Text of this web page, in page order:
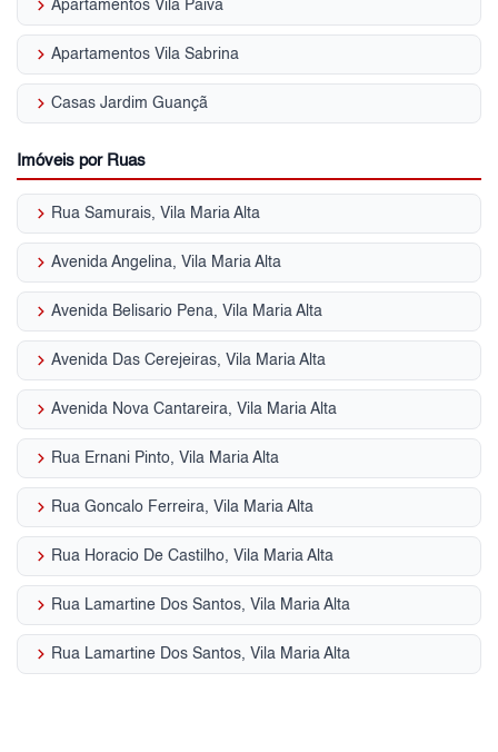
keyboard_arrow_right Apartamentos Vila Paiva
keyboard_arrow_right Apartamentos Vila Sabrina
keyboard_arrow_right Casas Jardim Guançã
Imóveis por Ruas
keyboard_arrow_right Rua Samurais, Vila Maria Alta
keyboard_arrow_right Avenida Angelina, Vila Maria Alta
keyboard_arrow_right Avenida Belisario Pena, Vila Maria Alta
keyboard_arrow_right Avenida Das Cerejeiras, Vila Maria Alta
keyboard_arrow_right Avenida Nova Cantareira, Vila Maria Alta
keyboard_arrow_right Rua Ernani Pinto, Vila Maria Alta
keyboard_arrow_right Rua Goncalo Ferreira, Vila Maria Alta
keyboard_arrow_right Rua Horacio De Castilho, Vila Maria Alta
keyboard_arrow_right Rua Lamartine Dos Santos, Vila Maria Alta
keyboard_arrow_right Rua Lamartine Dos Santos, Vila Maria Alta